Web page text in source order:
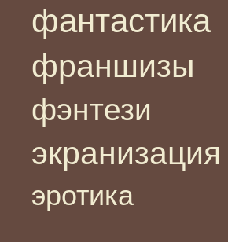
фантастика
франшизы
фэнтези
экранизация
эротика